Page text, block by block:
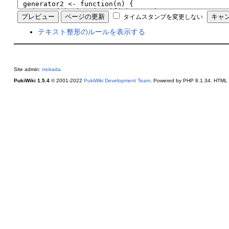
タイムスタンプを変更しない
テキスト整形のルールを表示する
Site admin: mokada
PukiWiki 1.5.4© 2001-2022 PukiWiki Development Team. Powered by PHP 8.1.34.